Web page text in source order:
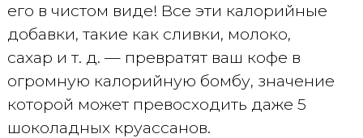
его в чистом виде! Все эти калорийные
добавки, такие как сливки, молоко,
сахар и т. д. — превратят ваш кофе в
огромную калорийную бомбу, значение
которой может превосходить даже 5
шоколадных круассанов.